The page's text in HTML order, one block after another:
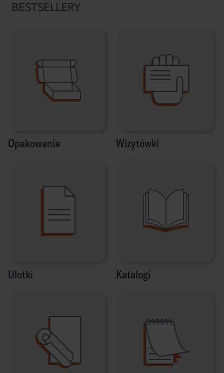
BESTSELLERY
Opakowania Wizytówki
Ulotki Katalogi